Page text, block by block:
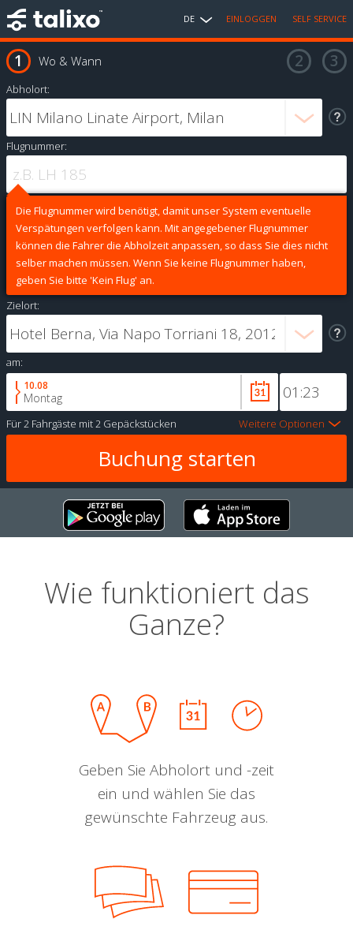
DE EINLOGGEN SELF SERVICE
Wo & Wann
Abholort:
Flugnummer:
Die Flugnummer wird benötigt, damit unser System eventuelle
Verspätungen verfolgen kann. Mit angegebener Flugnummer
können die Fahrer die Abholzeit anpassen, so dass Sie dies nicht
selber machen müssen. Wenn Sie keine Flugnummer haben,
geben Sie bitte 'Kein Flug' an.
Zielort:
am:
10.08
Montag
Für2 Fahrgäste mit2 Gepäckstücken Weitere Optionen
Wie funktioniert das
Ganze?
Geben Sie Abholort und -zeit
ein und wählen Sie das
gewünschte Fahrzeug aus.